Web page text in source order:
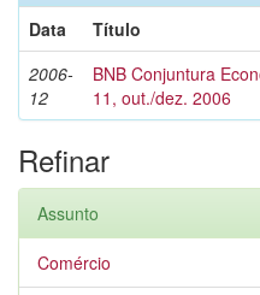
Data
Título
2006-
12
BNB Conjuntura
11, out./dez. 2006
Refinar
Assunto
Comércio